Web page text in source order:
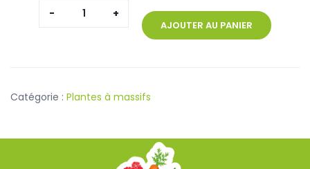
quantité
AJOUTER AU PANIER
Catégorie : Plantes à massifs